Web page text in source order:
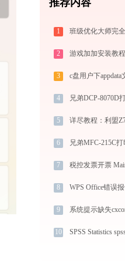
推荐内容
1
2 游戏加加安装教
3 c盘用户下
4
5
6
7
8
9 系统提示缺失
10